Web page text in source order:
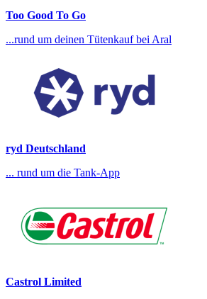
Too Good To Go
...rund um deinen Tütenkauf bei Aral
ryd Deutschland
... rund um die Tank-App
Castrol Limited